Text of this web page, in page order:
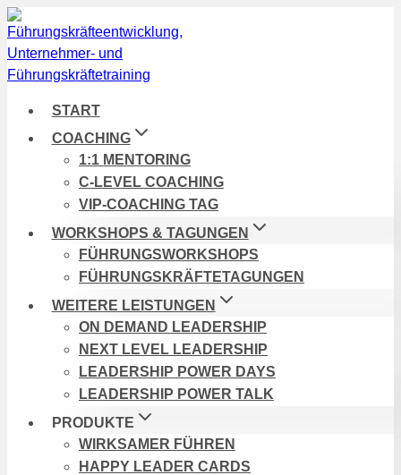
Zum
Inhalt
springen
START
COACHING
1:1 MENTORING
C-LEVEL COACHING
VIP-COACHING TAG
WORKSHOPS & TAGUNGEN
FÜHRUNGSWORKSHOPS
FÜHRUNGSKRÄFTETAGUNGEN
WEITERE LEISTUNGEN
ON DEMAND LEADERSHIP
NEXT LEVEL LEADERSHIP
LEADERSHIP POWER DAYS
LEADERSHIP POWER TALK
PRODUKTE
WIRKSAMER FÜHREN
HAPPY LEADER CARDS